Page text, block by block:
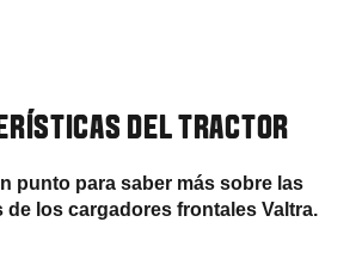
DEL TRACTOR
punto para saber más sobre las
de los cargadores frontales Valtra.